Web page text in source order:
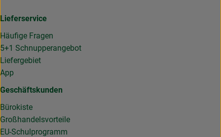
Lieferservice
Häufige Fragen
5+1 Schnupperangebot
Liefergebiet
App
Geschäftskunden
Bürokiste
Großhandelsvorteile
EU-Schulprogramm